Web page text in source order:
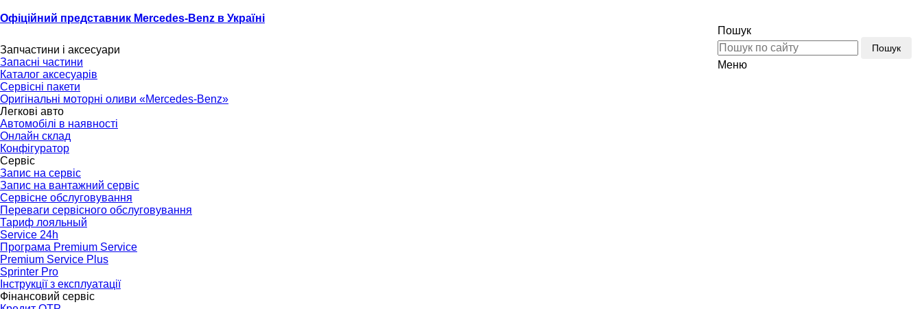
Офіційний представник Mercedes-Benz в Україні
Пошук
Пошук
Меню
Запчастини і аксесуари
Запасні частини
Каталог аксесуарів
Сервісні пакети
Оригінальні моторні оливи «Mercedes-Benz»
Легкові авто
Автомобілі в наявності
Онлайн склад
Конфігуратор
Сервіс
Запис на сервіс
Запис на вантажний сервіс
Сервісне обслуговування
Переваги сервісного обслуговування
Тариф лояльный
Service 24h
Програма Premium Service
Premium Service Plus
Sprinter Pro
Інструкції з експлуатації
Фінансовий сервіс